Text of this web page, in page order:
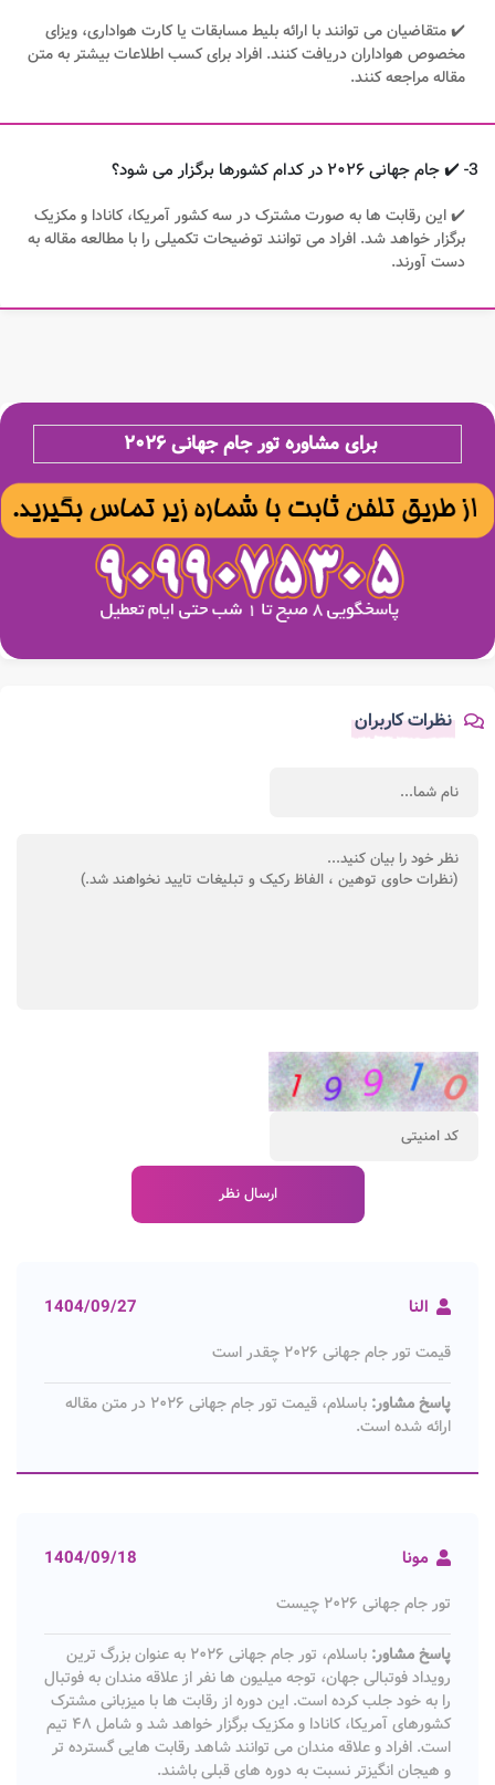
✔️ متقاضیان می توانند با ارائه بلیط مسابقات یا کارت هواداری، ویزای
مخصوص هواداران دریافت کنند. افراد برای کسب اطلاعات بیشتر به متن
مقاله مراجعه کنند.
3- ✔️ جام جهانی ۲۰۲۶ در کدام کشورها برگزار می شود؟
✔️ این رقابت ها به صورت مشترک در سه کشور آمریکا، کانادا و مکزیک
برگزار خواهد شد. افراد می توانند توضیحات تکمیلی را با مطالعه مقاله به
دست آورند.
برای مشاوره تور جام جهانی ۲۰۲۶
نظرات کاربران
النا 1404/09/27
قیمت تور جام جهانی ۲۰۲۶ چقدر است
پاسخ مشاور:
باسلام، قیمت تور جام جهانی ۲۰۲۶ در متن مقاله
ارائه شده است.
مونا 1404/09/18
تور جام جهانی ۲۰۲۶ چیست
پاسخ مشاور:
باسلام، تور جام جهانی ۲۰۲۶ به عنوان بزرگ ترین
رویداد فوتبالی جهان، توجه میلیون ها نفر از علاقه مندان به فوتبال
را به خود جلب کرده است. این دوره از رقابت ها با میزبانی مشترک
کشورهای آمریکا، کانادا و مکزیک برگزار خواهد شد و شامل ۴۸ تیم
است. افراد و علاقه مندان می توانند شاهد رقابت هایی گسترده تر
و هیجان انگیزتر نسبت به دوره های قبلی باشند.